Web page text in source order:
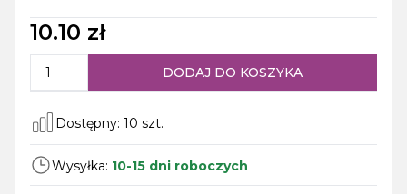
10.10 zł
DODAJ DO KOSZYKA
Dostępny: 10 szt.
Wysyłka: 10-15 dni roboczych